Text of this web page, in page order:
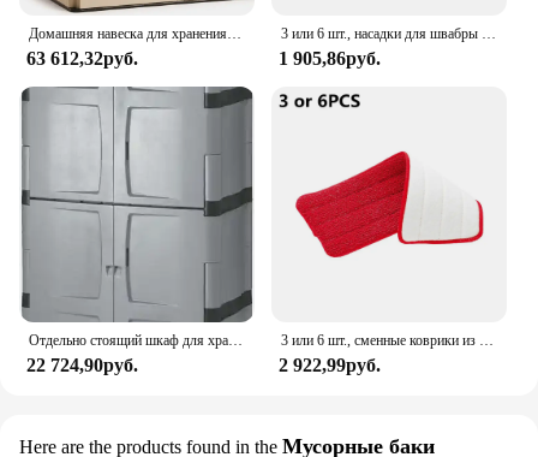
63 612,32руб. 1 905,86руб.
22 724,90руб. 2 922,99руб.
Here are the products found in the Мусорные баки